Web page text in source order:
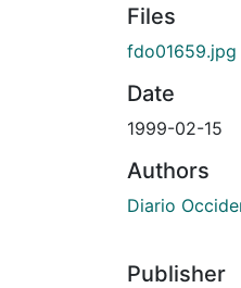
Files
fdo01659.jpg
Date
1999-02-15
Authors
Diario
Publisher